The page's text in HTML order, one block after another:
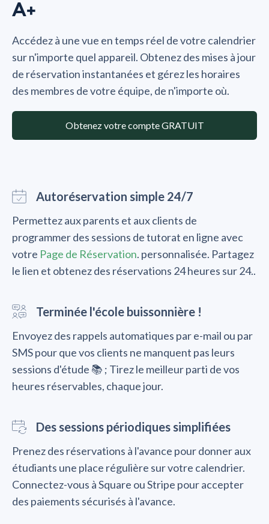
A+
Accédez à une vue en temps réel de votre calendrier
sur n'importe quel appareil. Obtenez des mises à jour
de réservation instantanées et gérez les horaires
des membres de votre équipe, de n'importe où.
Obtenez votre compte GRATUIT
Autoréservation simple 24/7
Permettez aux parents et aux clients de
programmer des sessions de tutorat en ligne avec
votre Page de Réservation. personnalisée. Partagez
le lien et obtenez des réservations 24 heures sur 24..
Terminée l'école buissonnière !
Envoyez des rappels automatiques par e-mail ou par
SMS pour que vos clients ne manquent pas leurs
sessions d'étude 📚 ; Tirez le meilleur parti de vos
heures réservables, chaque jour.
Des sessions périodiques simplifiées
Prenez des réservations à l'avance pour donner aux
étudiants une place régulière sur votre calendrier.
Connectez-vous à Square ou Stripe pour accepter
des paiements sécurisés à l'avance.